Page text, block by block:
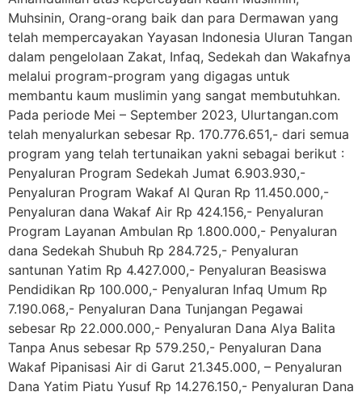
Muhsinin, Orang-orang baik dan para Dermawan yang
telah mempercayakan Yayasan Indonesia Uluran Tangan
dalam pengelolaan Zakat, Infaq, Sedekah dan Wakafnya
melalui program-program yang digagas untuk
membantu kaum muslimin yang sangat membutuhkan.
Pada periode Mei – September 2023, Ulurtangan.com
telah menyalurkan sebesar Rp. 170.776.651,- dari semua
program yang telah tertunaikan yakni sebagai berikut :
Penyaluran Program Sedekah Jumat 6.903.930,-
Penyaluran Program Wakaf Al Quran Rp 11.450.000,-
Penyaluran dana Wakaf Air Rp 424.156,- Penyaluran
Program Layanan Ambulan Rp 1.800.000,- Penyaluran
dana Sedekah Shubuh Rp 284.725,- Penyaluran
santunan Yatim Rp 4.427.000,- Penyaluran Beasiswa
Pendidikan Rp 100.000,- Penyaluran Infaq Umum Rp
7.190.068,- Penyaluran Dana Tunjangan Pegawai
sebesar Rp 22.000.000,- Penyaluran Dana Alya Balita
Tanpa Anus sebesar Rp 579.250,- Penyaluran Dana
Wakaf Pipanisasi Air di Garut 21.345.000, – Penyaluran
Dana Yatim Piatu Yusuf Rp 14.276.150,- Penyaluran Dana